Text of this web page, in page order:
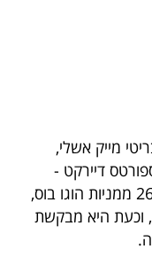
מייק אשלי,
דיירקט -
שולטת בה. החברה כבר מחזיקה כ-26% ממניות הוגו בוס,
נתח שאותו בנתה בהדרגה מאז 2020, וכעת היא מבקשת